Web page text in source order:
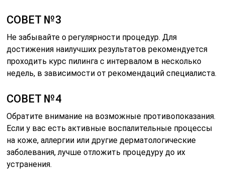
СОВЕТ №3
Не забывайте о регулярности процедур. Для
достижения наилучших результатов рекомендуется
проходить курс пилинга с интервалом в несколько
недель, в зависимости от рекомендаций специалиста.
СОВЕТ №4
Обратите внимание на возможные противопоказания.
Если у вас есть активные воспалительные процессы
на коже, аллергии или другие дерматологические
заболевания, лучше отложить процедуру до их
устранения.